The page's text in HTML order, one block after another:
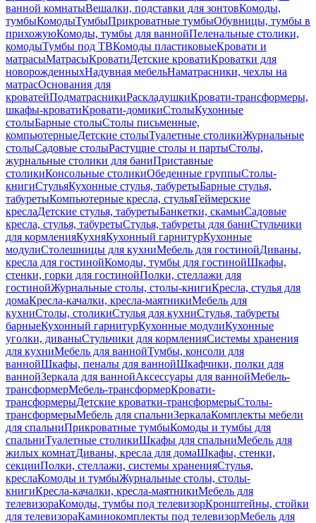
ванной комнатыВешалки, подставки для зонтовКомоды,
тумбыКомодыТумбыПрикроватные тумбыОбувницы, тумбы в
прихожуюКомоды, тумбы для ваннойПеленальные столики,
комодыТумбы под ТВКомоды пластиковыеКровати и
матрасыМатрасыКроватиДетские кроватиКроватки для
новорожденныхНадувная мебельНаматрасники, чехлы на
матрасОснования для
кроватейПодматрасникиРаскладушкиКровати-трансформеры,
шкафы-кроватиКровати-домикиСтолыКухонные
столыБарные столыСтолы письменные,
компьютерныеДетские столыТуалетные столикиЖурнальные
столыСадовые столыРастущие столы и партыСтолы,
журнальные столики для баниПриставные
столикиКонсольные столикиОбеденные группыСтолы-
книгиСтульяКухонные стулья, табуретыБарные стулья,
табуретыКомпьютерные кресла, стульяГеймерские
креслаДетские стулья, табуретыБанкетки, скамьиСадовые
кресла, стулья, табуретыСтулья, табуреты для баниСтульчики
для кормленияКухняКухонный гарнитурКухонные
модулиСтолешницы для кухниМебель для гостинойДиваны,
кресла для гостинойКомоды, тумбы для гостинойШкафы,
стенки, горки для гостинойПолки, стеллажи для
гостинойЖурнальные столы, столы-книгиКресла, стулья для
домаКресла-качалки, кресла-маятникиМебель для
кухниСтолы, столикиСтулья для кухниСтулья, табуреты
барныеКухонный гарнитурКухонные модулиКухонные
уголки, диваныСтульчики для кормленияСистемы хранения
для кухниМебель для ваннойТумбы, консоли для
ваннойШкафы, пеналы для ваннойШкафчики, полки для
ваннойЗеркала для ваннойАксессуары для ваннойМебель-
трансформерМебель-трансформерКровати-
трансформерыДетские кроватки-трансформерыСтолы-
трансформерыМебель для спальниЗеркалаКомплекты мебели
для спальниПрикроватные тумбыКомоды и тумбы для
спальниТуалетные столикиШкафы для спальниМебель для
жилых комнатДиваны, кресла для домаШкафы, стенки,
секцииПолки, стеллажи, системы храненияСтулья,
креслаКомоды и тумбыЖурнальные столы, столы-
книгиКресла-качалки, кресла-маятникиМебель для
телевизораКомоды, тумбы под телевизорКронштейны, стойки
для телевизораКаминокомплекты под телевизорМебель для